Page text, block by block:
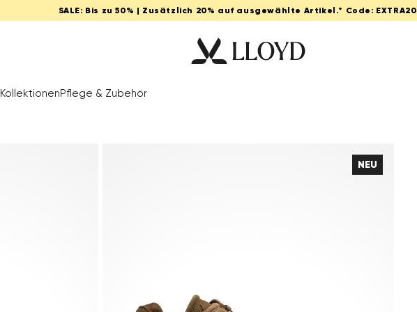
SALE: Bis zu 50% | Zusätzlich 20% auf ausgewählte Artikel.* Code: EXTRA20
KollektionenPflege & Zubehör
NEU